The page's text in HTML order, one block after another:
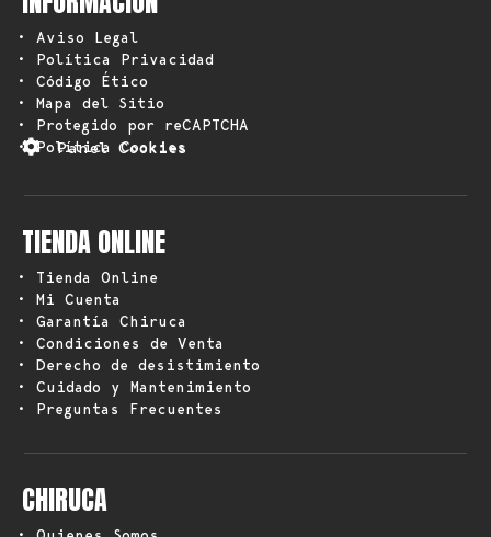
• Aviso Legal
• Política Privacidad
• Código Ético
• Mapa del Sitio
• Protegido por reCAPTCHA
• Política Cookies
Panel Cookies
TIENDA ONLINE
• Tienda Online
• Mi Cuenta
• Garantía Chiruca
• Condiciones de Venta
• Derecho de desistimiento
• Cuidado y Mantenimiento
• Preguntas Frecuentes
CHIRUCA